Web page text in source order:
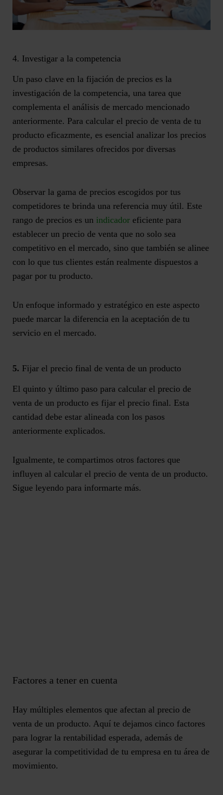
4. Investigar a la competencia
Un paso clave en la fijación de precios es la
investigación de la competencia, una tarea que
complementa el análisis de mercado mencionado
anteriormente. Para calcular el precio de venta de tu
producto eficazmente, es esencial analizar los precios
de productos similares ofrecidos por diversas
empresas.
Observar la gama de precios escogidos por tus
competidores te brinda una referencia muy útil. Este
rango de precios es un indicador eficiente para
establecer un precio de venta que no solo sea
competitivo en el mercado, sino que también se alinee
con lo que tus clientes están realmente dispuestos a
pagar por tu producto.
Un enfoque informado y estratégico en este aspecto
puede marcar la diferencia en la aceptación de tu
servicio en el mercado.
5. Fijar el precio final de venta de un producto
El quinto y último paso para calcular el precio de
venta de un producto es fijar el precio final. Esta
cantidad debe estar alineada con los pasos
anteriormente explicados.
Igualmente, te compartimos otros factores que
influyen al calcular el precio de venta de un producto.
Sigue leyendo para informarte más.
Factores a tener en cuenta
Hay múltiples elementos que afectan al precio de
venta de un producto. Aquí te dejamos cinco factores
para lograr la rentabilidad esperada, además de
asegurar la competitividad de tu empresa en tu área de
movimiento.